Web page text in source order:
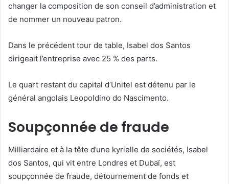
changer la composition de son conseil d’administration et
de nommer un nouveau patron.
Dans le précédent tour de table, Isabel dos Santos
dirigeait l’entreprise avec 25 % des parts.
Le quart restant du capital d’Unitel est détenu par le
général angolais Leopoldino do Nascimento.
Soupçonnée de fraude
Milliardaire et à la tête d’une kyrielle de sociétés, Isabel
dos Santos, qui vit entre Londres et Dubaï, est
soupçonnée de fraude, détournement de fonds et